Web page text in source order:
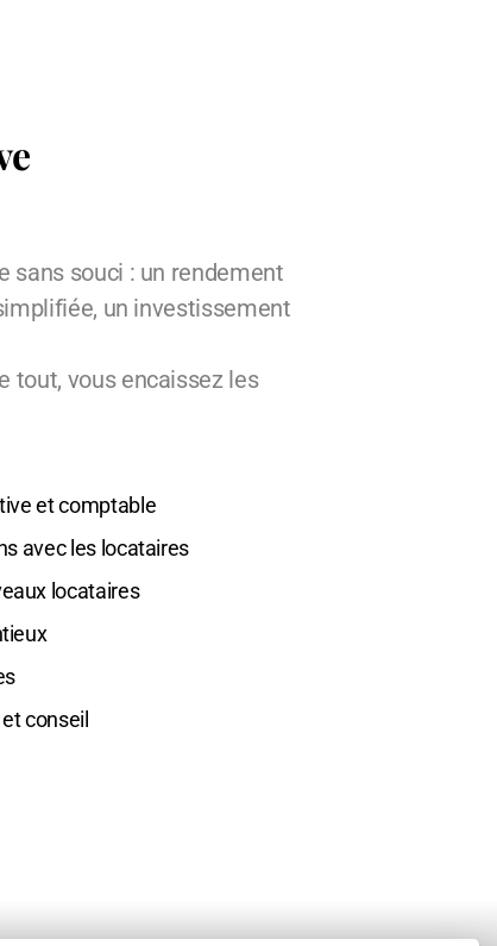
sans souci : un rendement
un investissement
tout, vous encaissez les
et comptable
avec les locataires
locataires
conseil